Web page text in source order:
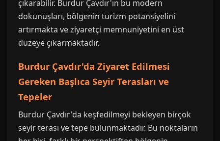
çıkarabilir. Burdur Çavdır'ın bu modern
dokunuşları, bölgenin turizm potansiyelini
artırmakta ve ziyaretçi memnuniyetini en üst
düzeye çıkarmaktadır.
Burdur Çavdır'da Ziyaret Edilmesi
Gereken Başlıca Seyir Terasları ve
Tepeler
Burdur Çavdır'da keşfedilmeyi bekleyen birçok
seyir terası ve tepe bulunmaktadır. Bu noktaların